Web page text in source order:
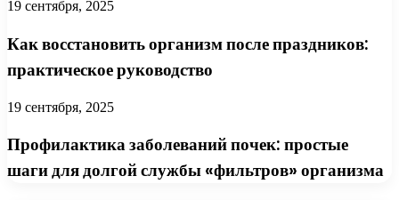
19 сентября, 2025
Как восстановить организм после праздников:
практическое руководство
19 сентября, 2025
Профилактика заболеваний почек: простые
шаги для долгой службы «фильтров» организма